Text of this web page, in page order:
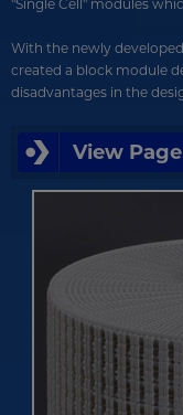
"Single Cell" modules
With the newly
created a block module
disadvantages in the
View Page